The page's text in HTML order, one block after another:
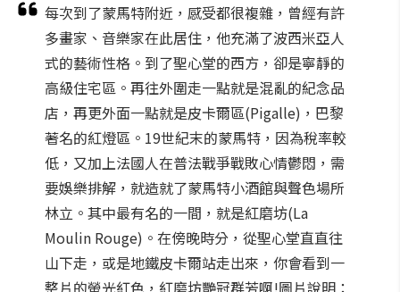
每次到了蒙馬特附近，感受都很複雜，曾經有許
多畫家、音樂家在此居住，他充滿了波西米亞人
式的藝術性格。到了聖心堂的西方，卻是寧靜的
高級住宅區。再往外圍走一點就是混亂的紀念品
店，再更外面一點就是皮卡爾區(Pigalle)，巴黎
著名的紅燈區。19世紀末的蒙馬特，因為稅率較
低，又加上法國人在普法戰爭戰敗心情鬱悶，需
要娛樂排解，就造就了蒙馬特小酒館與聲色場所
林立。其中最有名的一間，就是紅磨坊(La
Moulin Rouge)。在傍晚時分，從聖心堂直直往
山下走，或是地鐵皮卡爾站走出來，你會看到一
整片的螢光紅色，紅磨坊艷冠群芳啊!圖片說明：